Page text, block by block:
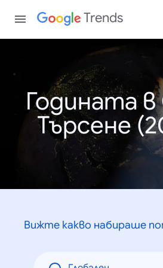
Trends
Годината
Търсене
Вижте какво набираше